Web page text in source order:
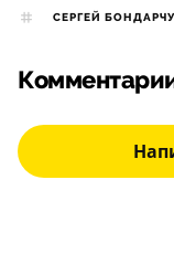
СЕРГЕЙ